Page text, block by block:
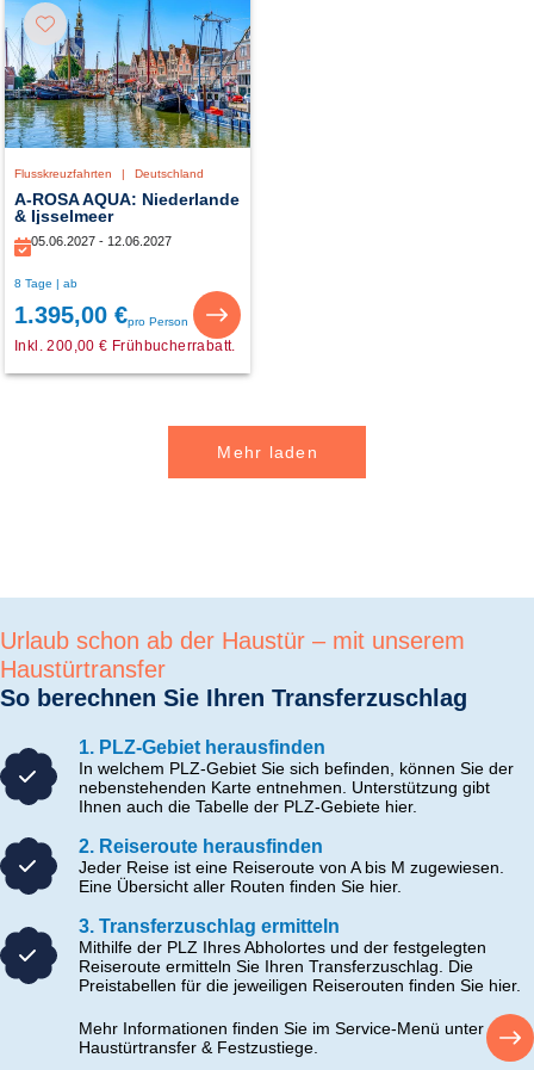
Flusskreuzfahrten | Deutschland
A-ROSA AQUA: Niederlande
& Ijsselmeer
05.06.2027 - 12.06.2027
8 Tage | ab
1.395,00 €pro Person
Inkl. 200,00 € Frühbucherrabatt.
Mehr laden
Urlaub schon ab der Haustür – mit unserem
Haustürtransfer
So berechnen Sie Ihren Transferzuschlag
1. PLZ-Gebiet herausfinden
In welchem PLZ-Gebiet Sie sich befinden, können Sie der
nebenstehenden Karte entnehmen. Unterstützung gibt
Ihnen auch die Tabelle der PLZ-Gebiete hier.
2. Reiseroute herausfinden
Jeder Reise ist eine Reiseroute von A bis M zugewiesen.
Eine Übersicht aller Routen finden Sie hier.
3. Transferzuschlag ermitteln
Mithilfe der PLZ Ihres Abholortes und der festgelegten
Reiseroute ermitteln Sie Ihren Transferzuschlag. Die
Preistabellen für die jeweiligen Reiserouten finden Sie hier.
Mehr Informationen finden Sie im Service-Menü unter
Haustürtransfer & Festzustiege.